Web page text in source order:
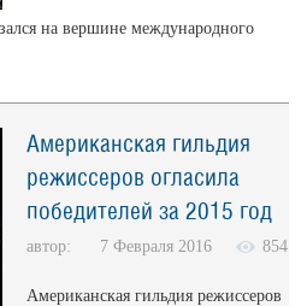
на вершине международного
Американская гильдия
режиссеров огласила
победителей за 2015 год
автор: 7 Февраля 2016 854
Американская гильдия режиссеров